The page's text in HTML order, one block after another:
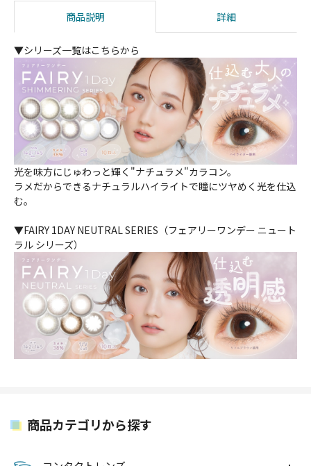
商品説明 詳細
▼シリーズ一覧はこちらから
光を味方にじゅわっと輝く"ナチュラメ"カラコン。
ラメだからできるナチュラルハイライトで瞳にツヤめく光を仕込
む。
▼FAIRY 1DAY NEUTRAL SERIES（フェアリーワンデー ニュート
ラル シリーズ）
商品カテゴリから探す